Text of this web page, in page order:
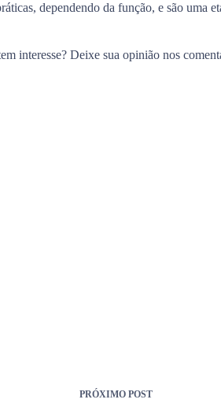
dependendo da função, e são uma
interesse? Deixe sua opinião nos
PRÓXIMO POST